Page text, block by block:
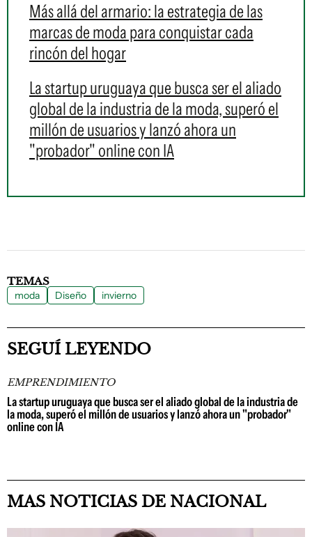
Más allá del armario: la estrategia de las
marcas de moda para conquistar cada
rincón del hogar
La startup uruguaya que busca ser el aliado
global de la industria de la moda, superó el
millón de usuarios y lanzó ahora un
"probador" online con IA
TEMAS
moda Diseño invierno
SEGUÍ LEYENDO
EMPRENDIMIENTO
La startup uruguaya que busca ser el aliado global de la industria de
la moda, superó el millón de usuarios y lanzó ahora un "probador"
online con IA
MAS NOTICIAS DE NACIONAL